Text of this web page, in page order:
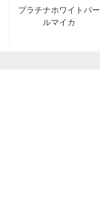
プラチナホワイトパー
ルマイカ